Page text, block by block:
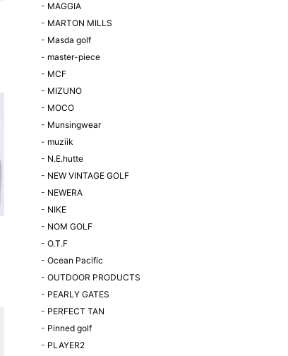
- MAGGIA
- MARTON MILLS
- Masda golf
- master-piece
- MCF
- MIZUNO
- MOCO
- Munsingwear
- muziik
- N.E.hutte
- NEW VINTAGE GOLF
- NEWERA
- NIKE
- NOM GOLF
- O.T.F
- Ocean Pacific
- OUTDOOR PRODUCTS
- PEARLY GATES
- PERFECT TAN
- Pinned golf
- PLAYER2